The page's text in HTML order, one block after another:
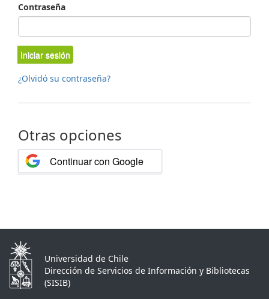
Contraseña
Iniciar sesión
¿Olvidó su contraseña?
Otras opciones
Continuar con Google
Universidad de Chile
Dirección de Servicios de Información y Bibliotecas
(SISIB)